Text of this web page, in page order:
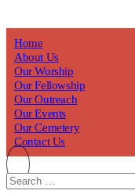
Home
About Us
Our Worship
Our Fellowship
Our Outreach
Our Events
Our Cemetery
Contact Us